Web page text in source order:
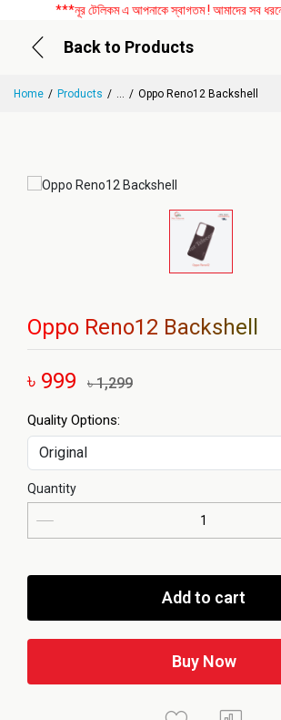
***নূর টেলিকম এ আপনাকে স্বাগতম ! আমাদের সব
Back to Products
Home Products ... Oppo Reno12 Backshell
Oppo Reno12 Backshell
৳ 999 ৳ 1,299
Quality Options:
Quantity
Add to cart
Buy Now